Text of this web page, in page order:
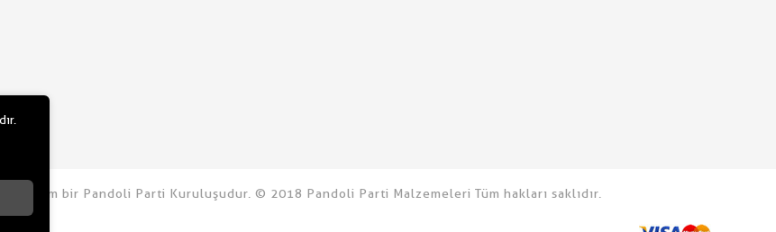
bir Pandoli Parti Kuruluşudur. © 2018 Pandoli Parti Malzemeleri Tüm hakları saklıdır.